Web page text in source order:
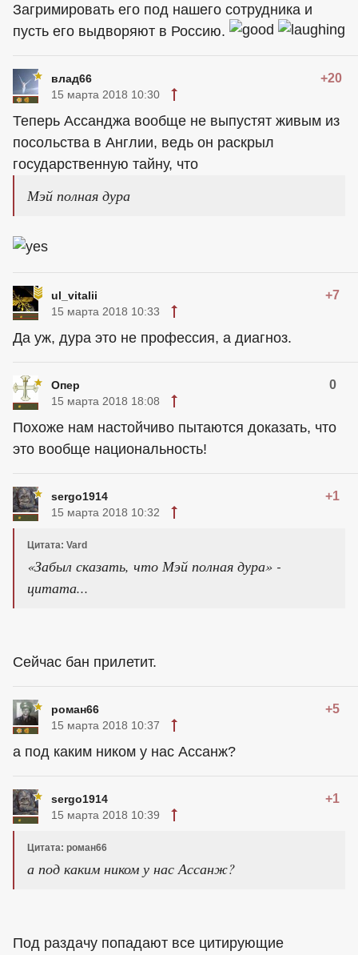
Загримировать его под нашего сотрудника и
пусть его выдворяют в Россию.
влад66 +20
15 марта 2018 10:30
Теперь Ассанджа вообще не выпустят живым из
посольства в Англии, ведь он раскрыл
государственную тайну, что
Мэй полная дура
ul_vitalii +7
15 марта 2018 10:33
Да уж, дура это не профессия, а диагноз.
Опер 0
15 марта 2018 18:08
Похоже нам настойчиво пытаются доказать, что
это вообще национальность!
sergo1914 +1
15 марта 2018 10:32
Цитата: Vard
«Забыл сказать, что Мэй полная дура» -
цитата...
Сейчас бан прилетит.
роман66 +5
15 марта 2018 10:37
а под каким ником у нас Ассанж?
sergo1914 +1
15 марта 2018 10:39
Цитата: роман66
а под каким ником у нас Ассанж?
Под раздачу попадают все цитирующие